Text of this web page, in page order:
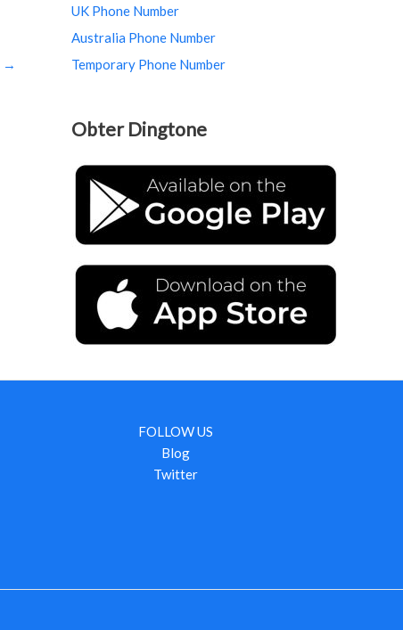
→
UK Phone Number
Australia Phone Number
Temporary Phone Number
Obter Dingtone
FOLLOW US
Blog
Twitter